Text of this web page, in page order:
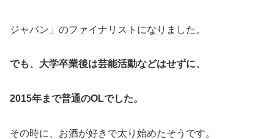
ジャパン」のファイナリストになりました。
でも、大学卒業後は芸能活動などはせずに、
2015年まで普通のOLでした。
その時に、お酒が好きで太り始めたそうです。